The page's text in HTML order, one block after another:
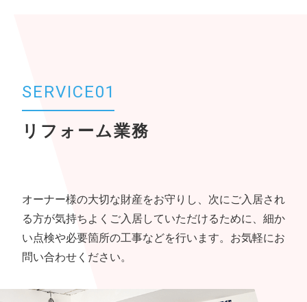
SERVICE01
リフォーム業務
オーナー様の大切な財産をお守りし、次にご入居され
る方が気持ちよくご入居していただけるために、細か
い点検や必要箇所の工事などを行います。お気軽にお
問い合わせください。